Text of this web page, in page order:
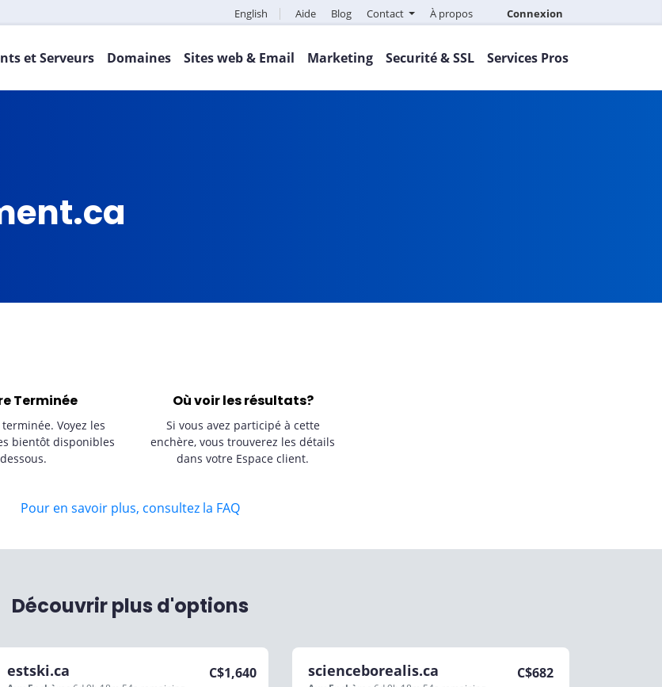
English Aide Blog Contact À propos Connexion
et Serveurs Domaines Sites web & Email Marketing Securité & SSL Services Pros
Terminée
terminée. Voyez les
bientôt disponibles
Où voir les résultats?
Si vous avez participé à cette
enchère, vous trouverez les détails
dans votre Espace client.
Pour en savoir plus, consultez la FAQ
Découvrir plus d'options
estski.ca C$1,640 scienceborealis.ca C$682